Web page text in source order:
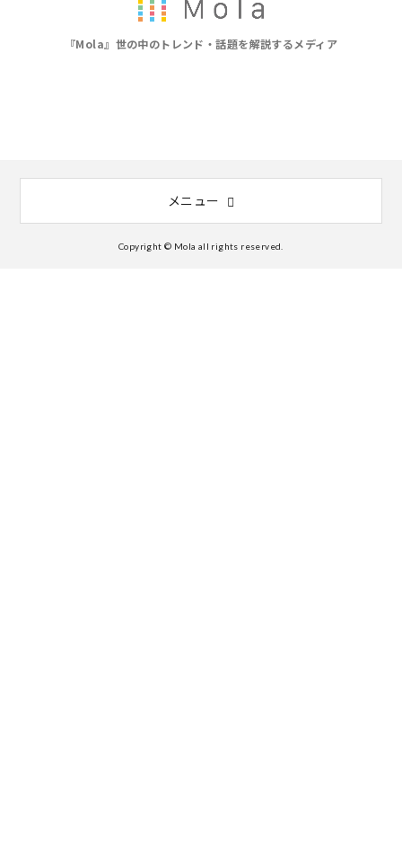
『Mola』世の中のトレンド・話題を解説するメディア
メニュー
Copyright © Mola all rights reserved.